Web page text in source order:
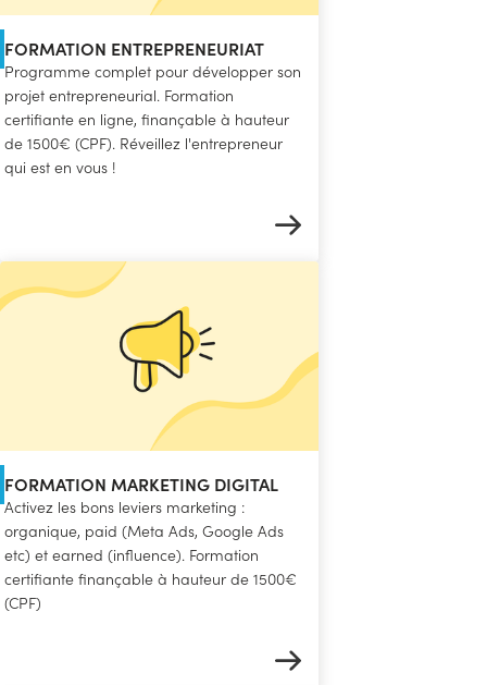
FORMATION ENTREPRENEURIAT
Programme complet pour développer son
projet entrepreneurial. Formation
certifiante en ligne, finançable à hauteur
de 1500€ (CPF). Réveillez l'entrepreneur
qui est en vous !
FORMATION MARKETING DIGITAL
Activez les bons leviers marketing :
organique, paid (Meta Ads, Google Ads
etc) et earned (influence). Formation
certifiante finançable à hauteur de 1500€
(CPF)